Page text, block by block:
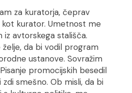
za kuratorja, čeprav
kurator. Umetnost me
iz avtorskega stališča.
da bi vodil program
ustanove. Sovražim
promocijskih besedil
smešno. Ob misli, da bi